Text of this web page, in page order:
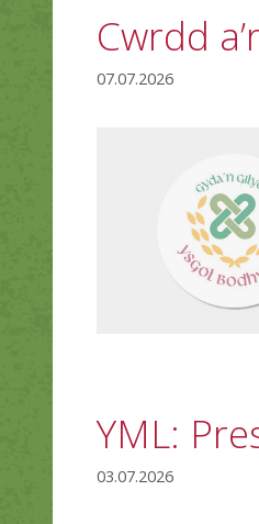
Cwrdd
07.07.2026
YML:
03.07.2026